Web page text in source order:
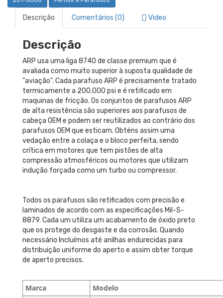
Descrição Comentários (0) Video
Descrição
ARP usa uma liga 8740 de classe premium que é
avaliada como muito superior à suposta qualidade de
"aviação". Cada parafuso ARP é precisamente tratado
termicamente a 200.000 psi e é retificado em
maquinas de fricção. Os conjuntos de parafusos ARP
de alta resistência são superiores aos parafusos de
cabeça OEM e podem ser reutilizados ao contrário dos
parafusos OEM que esticam. Obténs assim uma
vedação entre a colaça e o bloco perfeita, sendo
crítica em motores que tem pistões de alta
compressão atmosféricos ou motores que utilizam
indução forçada como um turbo ou compressor.
Todos os parafusos são retificados com precisão e
laminados de acordo com as especificações Mil-S-
8879. Cada um utiliza um acabamento de óxido preto
que os protege do desgaste e da corrosão. Quando
necessário Incluímos até anilhas endurecidas para
distribuição uniforme do aperto e assim obter torque
de aperto precisos.
Marca
Modelo